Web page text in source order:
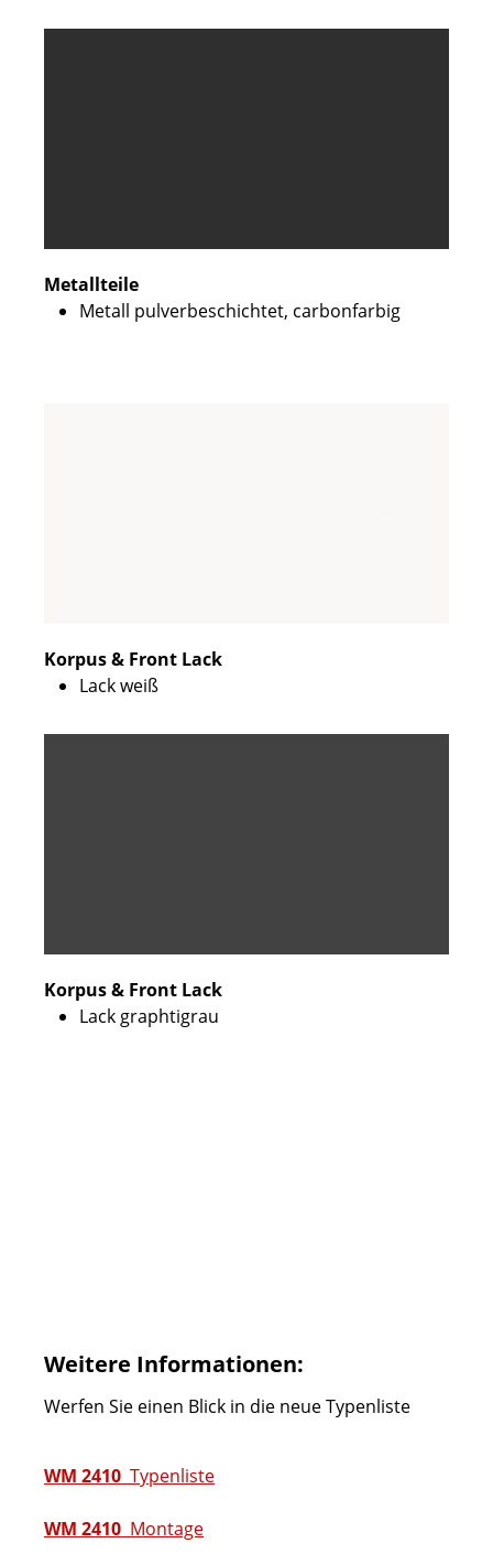
Metallteile
Metall pulverbeschichtet, carbonfarbig
Korpus & Front Lack
Lack weiß
Korpus & Front Lack
Lack graphtigrau
Weitere Informationen:
Werfen Sie einen Blick in die neue Typenliste
WM 2410 Typenliste
WM 2410 Montage